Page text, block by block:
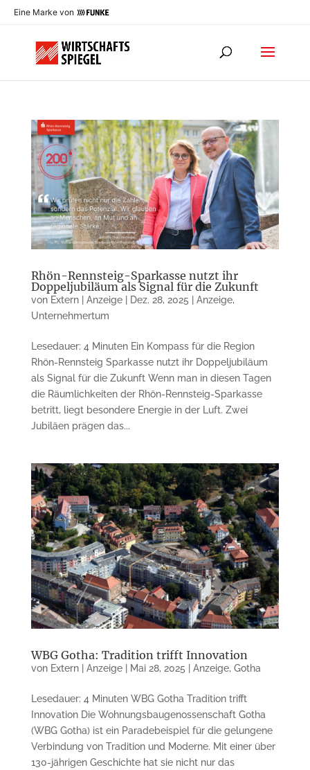
Eine Marke von
Rhön-Rennsteig-Sparkasse nutzt ihr
Doppeljubiläum als Signal für die Zukunft
von Extern | Anzeige| Dez. 28, 2025 Anzeige,
Unternehmertum
Lesedauer: 4 Minuten Ein Kompass für die Region
Rhön-Rennsteig Sparkasse nutzt ihr Doppeljubiläum
als Signal für die Zukunft Wenn man in diesen Tagen
die Räumlichkeiten der Rhön-Rennsteig-Sparkasse
betritt, liegt besondere Energie in der Luft. Zwei
Jubiläen prägen das...
WBG Gotha: Tradition trifft Innovation
von Extern | Anzeige| Mai 28, 2025 Anzeige, Gotha
Lesedauer: 4 Minuten WBG Gotha Tradition trifft
Innovation Die Wohnungsbaugenossenschaft Gotha
(WBG Gotha) ist ein Paradebeispiel für die gelungene
Verbindung von Tradition und Moderne. Mit einer über
130-jährigen Geschichte hat sie nicht nur das